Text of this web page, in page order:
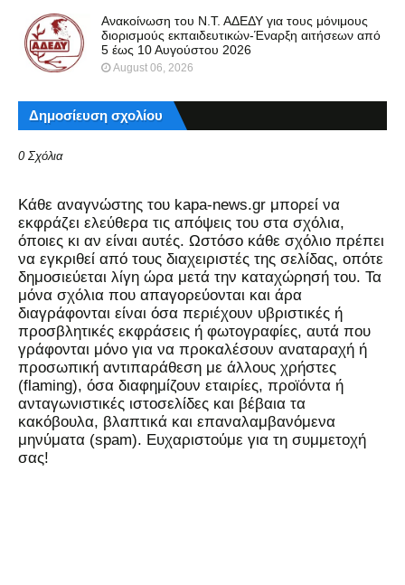
Ανακοίνωση του Ν.Τ. ΑΔΕΔΥ για τους μόνιμους
διορισμούς εκπαιδευτικών-Έναρξη αιτήσεων από
5 έως 10 Αυγούστου 2026
August 06, 2026
Δημοσίευση σχολίου
0 Σχόλια
Kάθε αναγνώστης του kapa-news.gr μπορεί να
εκφράζει ελεύθερα τις απόψεις του στα σχόλια,
όποιες κι αν είναι αυτές. Ωστόσο κάθε σχόλιο πρέπει
να εγκριθεί από τους διαχειριστές της σελίδας, οπότε
δημοσιεύεται λίγη ώρα μετά την καταχώρησή του. Τα
μόνα σχόλια που απαγορεύονται και άρα
διαγράφονται είναι όσα περιέχουν υβριστικές ή
προσβλητικές εκφράσεις ή φωτογραφίες, αυτά που
γράφονται μόνο για να προκαλέσουν αναταραχή ή
προσωπική αντιπαράθεση με άλλους χρήστες
(flaming), όσα διαφημίζουν εταιρίες, προϊόντα ή
ανταγωνιστικές ιστοσελίδες και βέβαια τα
κακόβουλα, βλαπτικά και επαναλαμβανόμενα
μηνύματα (spam). Ευχαριστούμε για τη συμμετοχή
σας!